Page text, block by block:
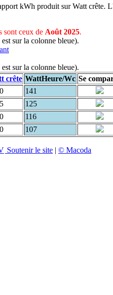
kWh produit sur Watt crête.
sont ceux de Août 2025.
sur la colonne bleue).
sur la colonne bleue).
crête WattHeure/Wc Se
141
125
116
107
Soutenir le site | © Macoda